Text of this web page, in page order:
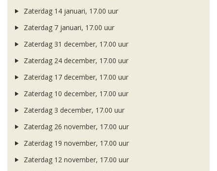
Zaterdag 14 januari, 17.00 uur
Zaterdag 7 januari, 17.00 uur
Zaterdag 31 december, 17.00 uur
Zaterdag 24 december, 17.00 uur
Zaterdag 17 december, 17.00 uur
Zaterdag 10 december, 17.00 uur
Zaterdag 3 december, 17.00 uur
Zaterdag 26 november, 17.00 uur
Zaterdag 19 november, 17.00 uur
Zaterdag 12 november, 17.00 uur